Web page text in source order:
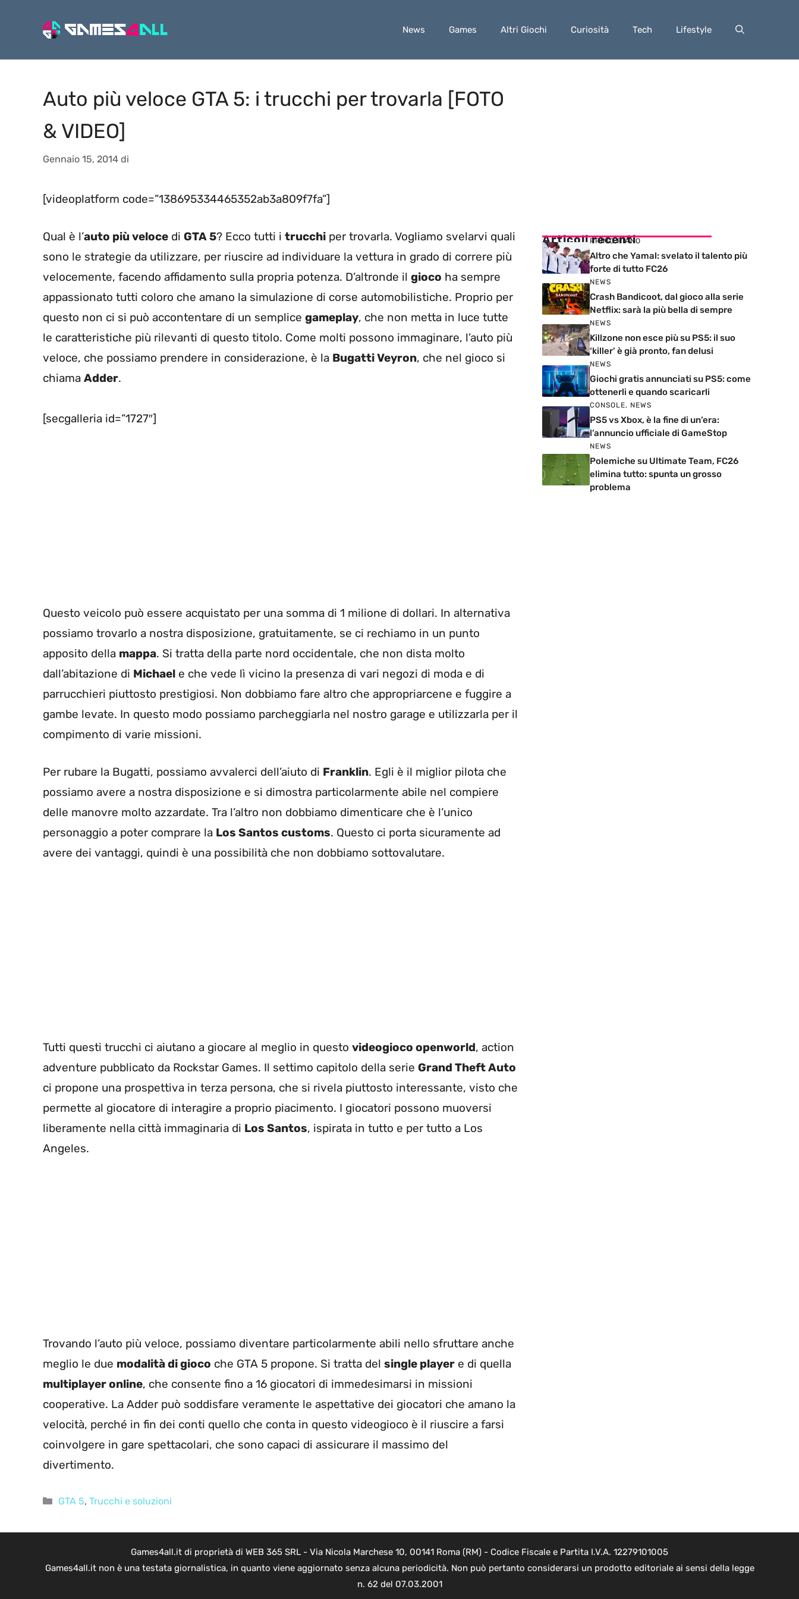
News Games Altri Giochi Curiosità Tech Lifestyle
Auto più veloce GTA 5: i trucchi per trovarla [FOTO
& VIDEO]
Gennaio 15, 2014 di
[videoplatform code=”138695334465352ab3a809f7fa”]
Qual è l’auto più veloce di GTA 5? Ecco tutti i trucchi per trovarla. Vogliamo svelarvi quali
sono le strategie da utilizzare, per riuscire ad individuare la vettura in grado di correre più
velocemente, facendo affidamento sulla propria potenza. D’altronde il gioco ha sempre
appassionato tutti coloro che amano la simulazione di corse automobilistiche. Proprio per
questo non ci si può accontentare di un semplice gameplay, che non metta in luce tutte
le caratteristiche più rilevanti di questo titolo. Come molti possono immaginare, l’auto più
veloce, che possiamo prendere in considerazione, è la Bugatti Veyron, che nel gioco si
chiama Adder.
[secgalleria id=”1727″]
Questo veicolo può essere acquistato per una somma di 1 milione di dollari. In alternativa
possiamo trovarlo a nostra disposizione, gratuitamente, se ci rechiamo in un punto
apposito della mappa. Si tratta della parte nord occidentale, che non dista molto
dall’abitazione di Michael e che vede lì vicino la presenza di vari negozi di moda e di
parrucchieri piuttosto prestigiosi. Non dobbiamo fare altro che appropriarcene e fuggire a
gambe levate. In questo modo possiamo parcheggiarla nel nostro garage e utilizzarla per il
compimento di varie missioni.
Per rubare la Bugatti, possiamo avvalerci dell’aiuto di Franklin. Egli è il miglior pilota che
possiamo avere a nostra disposizione e si dimostra particolarmente abile nel compiere
delle manovre molto azzardate. Tra l’altro non dobbiamo dimenticare che è l’unico
personaggio a poter comprare la Los Santos customs. Questo ci porta sicuramente ad
avere dei vantaggi, quindi è una possibilità che non dobbiamo sottovalutare.
Tutti questi trucchi ci aiutano a giocare al meglio in questo videogioco openworld, action
adventure pubblicato da Rockstar Games. Il settimo capitolo della serie Grand Theft Auto
ci propone una prospettiva in terza persona, che si rivela piuttosto interessante, visto che
permette al giocatore di interagire a proprio piacimento. I giocatori possono muoversi
liberamente nella città immaginaria di Los Santos, ispirata in tutto e per tutto a Los
Angeles.
Trovando l’auto più veloce, possiamo diventare particolarmente abili nello sfruttare anche
meglio le due modalità di gioco che GTA 5 propone. Si tratta del single player e di quella
multiplayer online, che consente fino a 16 giocatori di immedesimarsi in missioni
cooperative. La Adder può soddisfare veramente le aspettative dei giocatori che amano la
velocità, perché in fin dei conti quello che conta in questo videogioco è il riuscire a farsi
coinvolgere in gare spettacolari, che sono capaci di assicurare il massimo del
divertimento.
Categorie
GTA 5, Trucchi e soluzioni
Articoli recenti
PRIMO PIANO
Altro che Yamal: svelato il talento più
forte di tutto FC26
NEWS
Crash Bandicoot, dal gioco alla serie
Netflix: sarà la più bella di sempre
NEWS
Killzone non esce più su PS5: il suo
‘killer’ è già pronto, fan delusi
NEWS
Giochi gratis annunciati su PS5: come
ottenerli e quando scaricarli
CONSOLE, NEWS
PS5 vs Xbox, è la fine di un’era:
l’annuncio ufficiale di GameStop
NEWS
Polemiche su Ultimate Team, FC26
elimina tutto: spunta un grosso
problema
Games4all.it di proprietà di WEB 365 SRL - Via Nicola Marchese 10, 00141 Roma (RM) - Codice Fiscale e Partita I.V.A. 12279101005
Games4all.it non è una testata giornalistica, in quanto viene aggiornato senza alcuna periodicità. Non può pertanto considerarsi un prodotto editoriale ai sensi della legge
n. 62 del 07.03.2001